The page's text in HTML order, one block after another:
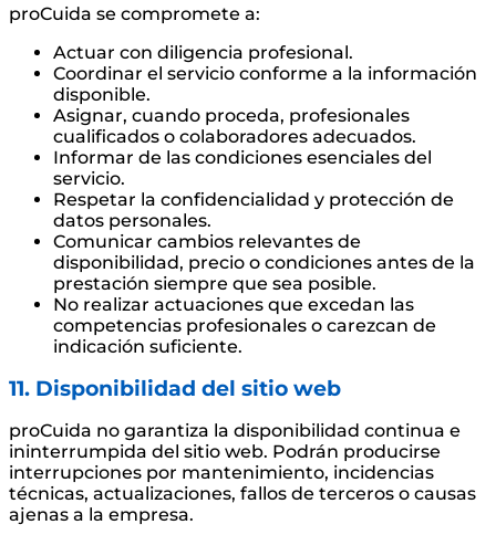
proCuida se compromete a:
Actuar con diligencia profesional.
Coordinar el servicio conforme a la información
disponible.
Asignar, cuando proceda, profesionales
cualificados o colaboradores adecuados.
Informar de las condiciones esenciales del
servicio.
Respetar la confidencialidad y protección de
datos personales.
Comunicar cambios relevantes de
disponibilidad, precio o condiciones antes de la
prestación siempre que sea posible.
No realizar actuaciones que excedan las
competencias profesionales o carezcan de
indicación suficiente.
11. Disponibilidad del sitio web
proCuida no garantiza la disponibilidad continua e
ininterrumpida del sitio web. Podrán producirse
interrupciones por mantenimiento, incidencias
técnicas, actualizaciones, fallos de terceros o causas
ajenas a la empresa.